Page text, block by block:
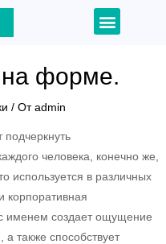
Menu
форме.
/ Отadmin
человека, конечно же,
используется в различных
корпоративная
именем создает ощущение
а также способствует